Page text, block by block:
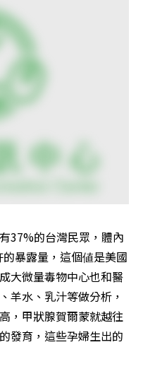
37%的台灣民眾，體內
暴露量，這個値是美國
大微量毒物中心也和醫
羊水、乳汁等做分析，
，甲狀腺賀爾蒙就越往
發育，這些孕婦生出的